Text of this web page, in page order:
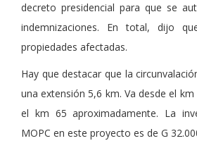
decreto presidencial para que se
indemnizaciones. En total, dijo
propiedades afectadas.
Hay que destacar que la
una extensión 5,6 km. Va desde el
el km 65 aproximadamente. La
MOPC en este proyecto es de G